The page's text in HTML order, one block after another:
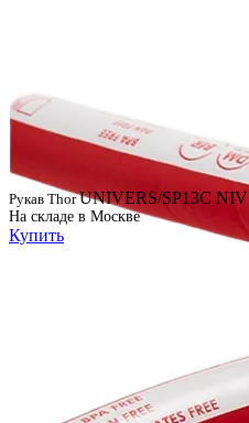
Рукав ThorUNIVERS/SP13C NIV
На складе в Москве
Купить